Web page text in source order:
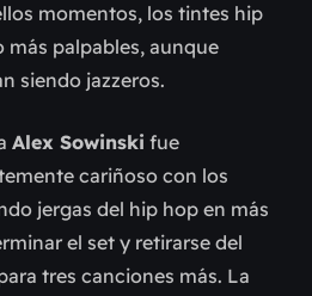
momentos, los tintes hip
palpables, aunque
siendo jazzeros.
Alex Sowinski fue
cariñoso con los
jergas del hip hop en más
el set y retirarse del
tres canciones más. La